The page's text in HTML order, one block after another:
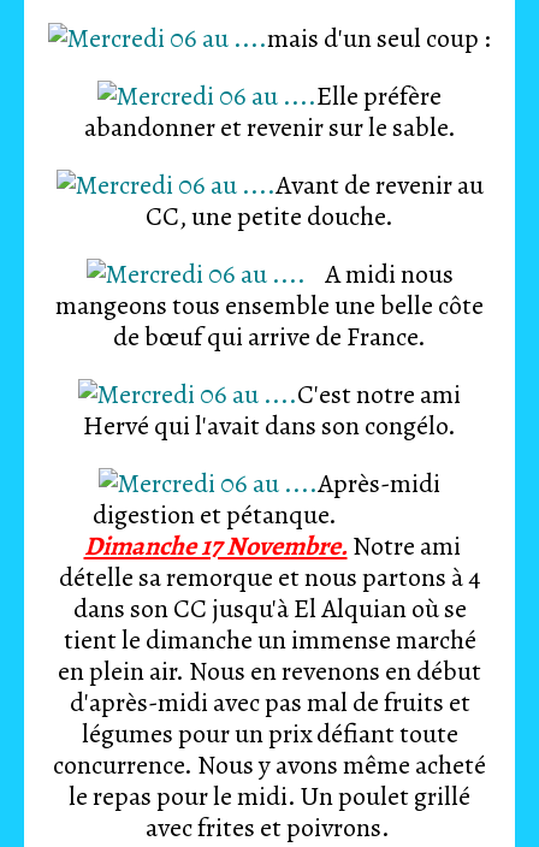
mais d'un seul coup :
Elle préfère
abandonner et revenir sur le sable.
Avant de revenir au
CC, une petite douche.
A midi nous
mangeons tous ensemble une belle côte
de bœuf qui arrive de France.
C'est notre ami
Hervé qui l'avait dans son congélo.
Après-midi
digestion et pétanque.
Dimanche 17 Novembre. Notre ami
dételle sa remorque et nous partons à 4
dans son CC jusqu'à El Alquian où se
tient le dimanche un immense marché
en plein air. Nous en revenons en début
d'après-midi avec pas mal de fruits et
légumes pour un prix défiant toute
concurrence. Nous y avons même acheté
le repas pour le midi. Un poulet grillé
avec frites et poivrons.